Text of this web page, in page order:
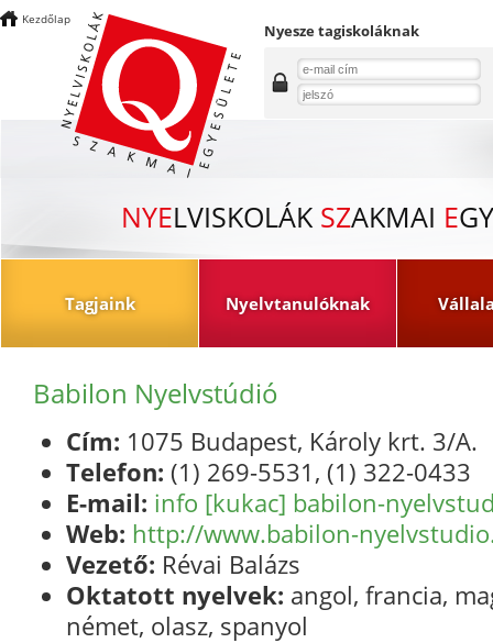
Kezdőlap
NYELVISKOLÁK SZAKMAI E
Nyesze tagiskoláknak
Tagjaink Nyelvtanulóknak
Babilon Nyelvstúdió
Cím: 1075 Budapest, Károly krt. 3/A.
Telefon: (1) 269-5531, (1) 322-0433
E-mail: info [kukac] babilon-
Web: http://www.babilon-
Vezető: Révai Balázs
Oktatott nyelvek: angol, francia,
német, olasz, spanyol